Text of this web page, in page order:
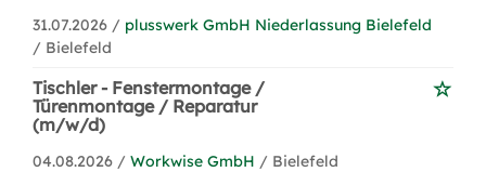
31.07.2026 / plusswerk GmbH Niederlassung Bielefeld
/ Bielefeld
Tischler - Fenstermontage /
Türenmontage / Reparatur
(m/w/d)
04.08.2026 / Workwise GmbH / Bielefeld